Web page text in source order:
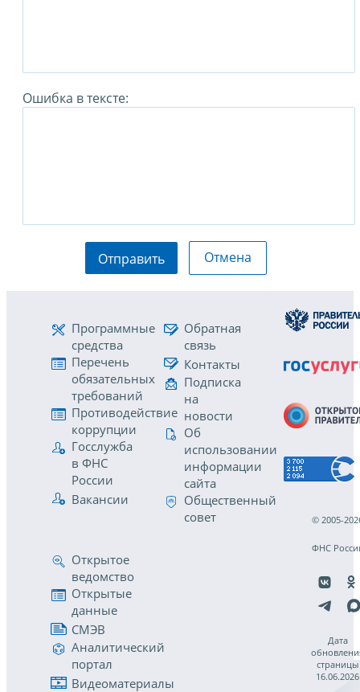
Ошибка в тексте:
Отправить Отмена
Программные
средства
Перечень
обязательных
требований
Противодействие
коррупции
Госслужба
в ФНС
России
Вакансии
Обратная
связь
Контакты
Подписка
на
новости
Об
использовании
информации
сайта
Общественный
совет
Открытое
ведомство
Открытые
данные
СМЭВ
Аналитический
портал
Видеоматериалы
© 2005-
ФНС
Дата
страницы
16.06.2026